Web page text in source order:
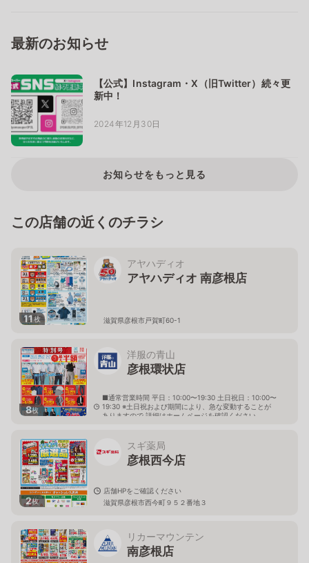
最新のお知らせ
【公式】Instagram・X（旧Twitter）続々更
新中！
2024年12月30日
お知らせをもっと見る
この店舗の近くのチラシ
11枚
アヤハディオ
アヤハディオ 南彦根店
滋賀県彦根市戸賀町60-1
8枚
洋服の青山
彦根環状店
■通常営業時間 平日：10:00〜19:30 土日祝日：10:00〜
19:30 ※土日祝および期間により、急な変動することが
ありますので 詳細はホームページを確認ください
2枚
スギ薬局
彦根西今店
店舗HPをご確認ください
滋賀県彦根市西今町９５２番地３
リカーマウンテン
南彦根店